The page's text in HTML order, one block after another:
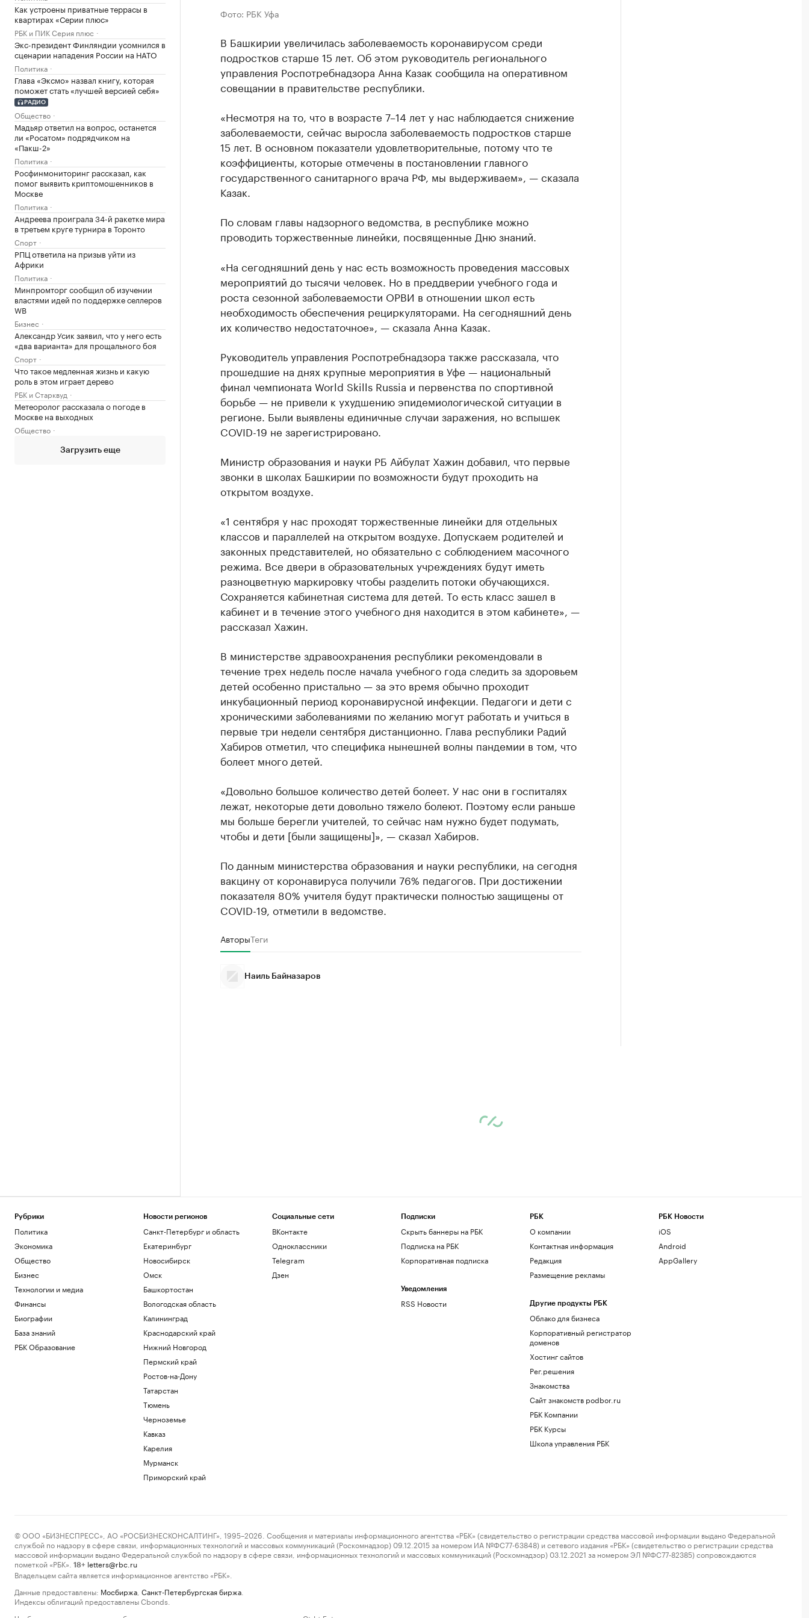
Как устроены приватные террасы в
квартирах «Серии плюс»
РБК и ПИК Серия плюс
Экс-президент Финляндии усомнился в
сценарии нападения России на НАТО
Политика
Глава «Эксмо» назвал книгу, которая
поможет стать «лучшей версией себя»
РАДИО
Общество
Мадьяр ответил на вопрос, останется
ли «Росатом» подрядчиком на
«Пакш-2»
Политика
Росфинмониторинг рассказал, как
помог выявить криптомошенников в
Москве
Политика
Андреева проиграла 34-й ракетке мира
в третьем круге турнира в Торонто
Спорт
РПЦ ответила на призыв уйти из
Африки
Политика
Минпромторг сообщил об изучении
властями идей по поддержке селлеров
WB
Бизнес
Александр Усик заявил, что у него есть
«два варианта» для прощального боя
Спорт
Что такое медленная жизнь и какую
роль в этом играет дерево
РБК и Старквуд
Метеоролог рассказала о погоде в
Москве на выходных
Общество
Загрузить еще
Фото: РБК Уфа
В Башкирии увеличилась заболеваемость коронавирусом среди
подростков старше 15 лет. Об этом руководитель регионального
управления Роспотребнадзора Анна Казак сообщила на оперативном
совещании в правительстве республики.
«Несмотря на то, что в возрасте 7–14 лет у нас наблюдается снижение
заболеваемости, сейчас выросла заболеваемость подростков старше
15 лет. В основном показатели удовлетворительные, потому что те
коэффициенты, которые отмечены в постановлении главного
государственного санитарного врача РФ, мы выдерживаем», — сказала
Казак.
По словам главы надзорного ведомства, в республике можно
проводить торжественные линейки, посвященные Дню знаний.
«На сегодняшний день у нас есть возможность проведения массовых
мероприятий до тысячи человек. Но в преддверии учебного года и
роста сезонной заболеваемости ОРВИ в отношении школ есть
необходимость обеспечения рециркуляторами. На сегодняшний день
их количество недостаточное», — сказала Анна Казак.
Руководитель управления Роспотребнадзора также рассказала, что
прошедшие на днях крупные мероприятия в Уфе — национальный
финал чемпионата World Skills Russia и первенства по спортивной
борьбе — не привели к ухудшению эпидемиологической ситуации в
регионе. Были выявлены единичные случаи заражения, но вспышек
COVID-19 не зарегистрировано.
Министр образования и науки РБ Айбулат Хажин добавил, что первые
звонки в школах Башкирии по возможности будут проходить на
открытом воздухе.
«1 сентября у нас проходят торжественные линейки для отдельных
классов и параллелей на открытом воздухе. Допускаем родителей и
законных представителей, но обязательно с соблюдением масочного
режима. Все двери в образовательных учреждениях будут иметь
разноцветную маркировку чтобы разделить потоки обучающихся.
Сохраняется кабинетная система для детей. То есть класс зашел в
кабинет и в течение этого учебного дня находится в этом кабинете», —
рассказал Хажин.
В министерстве здравоохранения республики рекомендовали в
течение трех недель после начала учебного года следить за здоровьем
детей особенно пристально — за это время обычно проходит
инкубационный период коронавирусной инфекции. Педагоги и дети с
хроническими заболеваниями по желанию могут работать и учиться в
первые три недели сентября дистанционно. Глава республики Радий
Хабиров отметил, что специфика нынешней волны пандемии в том, что
болеет много детей.
«Довольно большое количество детей болеет. У нас они в госпиталях
лежат, некоторые дети довольно тяжело болеют. Поэтому если раньше
мы больше берегли учителей, то сейчас нам нужно будет подумать,
чтобы и дети [были защищены]», — сказал Хабиров.
По данным министерства образования и науки республики, на сегодня
вакцину от коронавируса получили 76% педагогов. При достижении
показателя 80% учителя будут практически полностью защищены от
COVID-19, отметили в ведомстве.
АвторыТеги
Наиль Байназаров
Рубрики
Политика
Экономика
Общество
Бизнес
Технологии и медиа
Финансы
Биографии
База знаний
РБК Образование
Новости регионов
Санкт-Петербург и область
Екатеринбург
Новосибирск
Омск
Башкортостан
Вологодская область
Калининград
Краснодарский край
Нижний Новгород
Пермский край
Ростов-на-Дону
Татарстан
Тюмень
Черноземье
Кавказ
Карелия
Мурманск
Приморский край
Социальные сети
ВКонтакте
Одноклассники
Telegram
Дзен
Подписки
Скрыть баннеры на РБК
Подписка на РБК
Корпоративная подписка
Уведомления
RSS Новости
РБК
О компании
Контактная информация
Редакция
Размещение рекламы
Другие продукты РБК
Облако для бизнеса
Корпоративный регистратор
доменов
Хостинг сайтов
Рег.решения
Знакомства
Сайт знакомств podbor.ru
РБК Компании
РБК Курсы
Школа управления РБК
РБК Новости
iOS
Android
AppGallery
© ООО «БИЗНЕСПРЕСС», АО «РОСБИЗНЕСКОНСАЛТИНГ», 1995–2026. Сообщения и материалы информационного агентства «РБК» (свидетельство о регистрации средства массовой информации выдано Федеральной
службой по надзору в сфере связи, информационных технологий и массовых коммуникаций (Роскомнадзор) 09.12.2015 за номером ИА №ФС77-63848) и сетевого издания «РБК» (свидетельство о регистрации средства
массовой информации выдано Федеральной службой по надзору в сфере связи, информационных технологий и массовых коммуникаций (Роскомнадзор) 03.12.2021 за номером ЭЛ №ФС77-82385) сопровождаются
пометкой «РБК».
18+ letters@rbc.ru
Владельцем сайта является информационное агентство «РБК».
Данные предоставлены: Мосбиржа Санкт-Петербургская биржа
Индексы облигаций предоставлены Cbonds.